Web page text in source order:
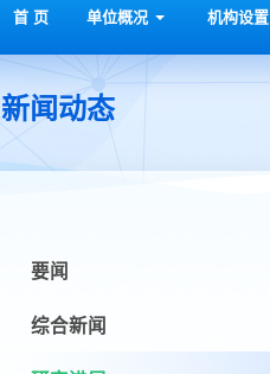
首 页 单位概况 机构设置
新闻动态
要闻
综合新闻